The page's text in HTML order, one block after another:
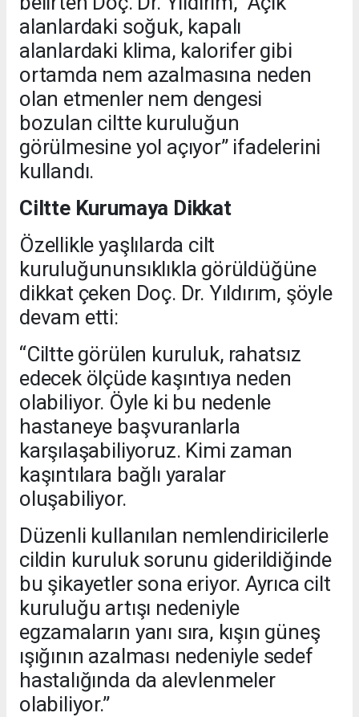
alanlardaki soğuk, kapalı
alanlardaki klima, kalorifer gibi
ortamda nem azalmasına neden
olan etmenler nem dengesi
bozulan ciltte kuruluğun
görülmesine yol açıyor” ifadelerini
kullandı.
Ciltte Kurumaya Dikkat
Özellikle yaşlılarda cilt
kuruluğununsıklıkla görüldüğüne
dikkat çeken Doç. Dr. Yıldırım, şöyle
devam etti:
“Ciltte görülen kuruluk, rahatsız
edecek ölçüde kaşıntıya neden
olabiliyor. Öyle ki bu nedenle
hastaneye başvuranlarla
karşılaşabiliyoruz. Kimi zaman
kaşıntılara bağlı yaralar
oluşabiliyor.
Düzenli kullanılan nemlendiricilerle
cildin kuruluk sorunu giderildiğinde
bu şikayetler sona eriyor. Ayrıca cilt
kuruluğu artışı nedeniyle
egzamaların yanı sıra, kışın güneş
ışığının azalması nedeniyle sedef
hastalığında da alevlenmeler
olabiliyor.”